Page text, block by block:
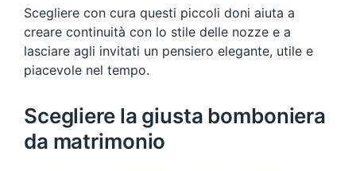
Scegliere con cura questi piccoli doni aiuta a
creare continuità con lo stile delle nozze e a
lasciare agli invitati un pensiero elegante, utile e
piacevole nel tempo.
Scegliere la giusta bomboniera
da matrimonio